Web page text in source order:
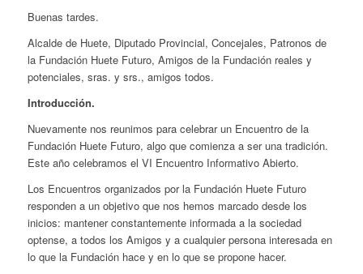
Buenas tardes.
Alcalde de Huete, Diputado Provincial, Concejales, Patronos de
la Fundación Huete Futuro, Amigos de la Fundación reales y
potenciales, sras. y srs., amigos todos.
Introducción.
Nuevamente nos reunimos para celebrar un Encuentro de la
Fundación Huete Futuro, algo que comienza a ser una tradición.
Este año celebramos el VI Encuentro Informativo Abierto.
Los Encuentros organizados por la Fundación Huete Futuro
responden a un objetivo que nos hemos marcado desde los
inicios: mantener constantemente informada a la sociedad
optense, a todos los Amigos y a cualquier persona interesada en
lo que la Fundación hace y en lo que se propone hacer.